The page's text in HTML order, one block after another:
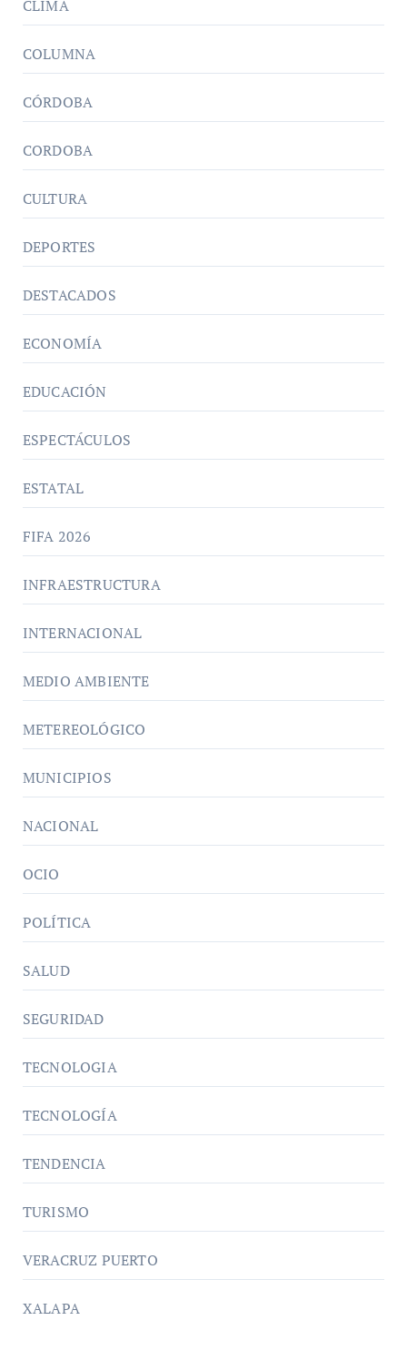
CLIMA
COLUMNA
CÓRDOBA
CORDOBA
CULTURA
DEPORTES
DESTACADOS
ECONOMÍA
EDUCACIÓN
ESPECTÁCULOS
ESTATAL
FIFA 2026
INFRAESTRUCTURA
INTERNACIONAL
MEDIO AMBIENTE
METEREOLÓGICO
MUNICIPIOS
NACIONAL
OCIO
POLÍTICA
SALUD
SEGURIDAD
TECNOLOGIA
TECNOLOGÍA
TENDENCIA
TURISMO
VERACRUZ PUERTO
XALAPA